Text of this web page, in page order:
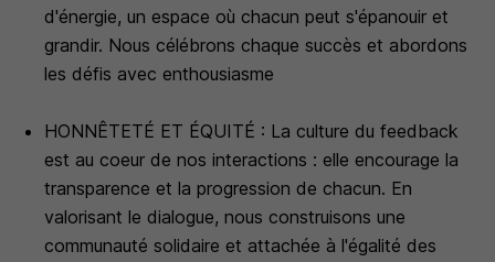
d'énergie, un espace où chacun peut s'épanouir et
grandir. Nous célébrons chaque succès et abordons
les défis avec enthousiasme
HONNÊTETÉ ET ÉQUITÉ : La culture du feedback
est au coeur de nos interactions : elle encourage la
transparence et la progression de chacun. En
valorisant le dialogue, nous construisons une
communauté solidaire et attachée à l'égalité des